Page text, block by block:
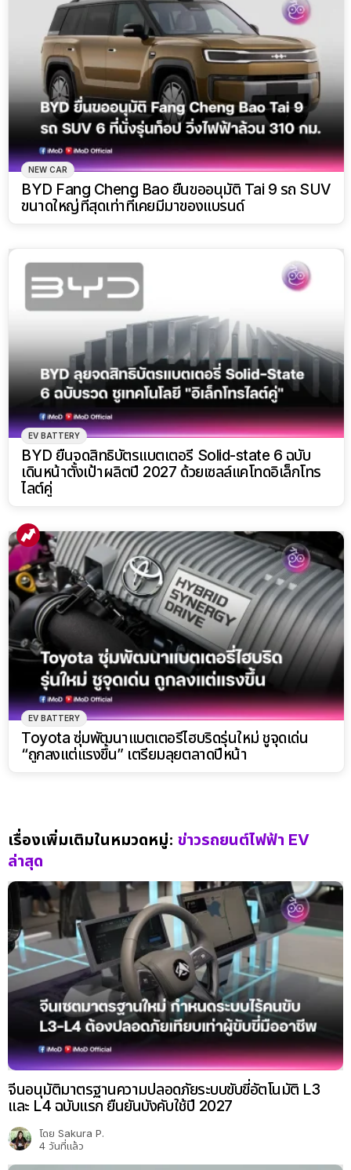
NEW CAR
BYD Fang Cheng Bao ยื่นขออนุมัติ Tai 9 รถ SUV
ขนาดใหญ่ที่สุดเท่าที่เคยมีมาของแบรนด์
EV BATTERY
BYD ยื่นจดสิทธิบัตรแบตเตอรี่ Solid-state 6 ฉบับ
เดินหน้าตั้งเป้าผลิตปี 2027 ด้วยเซลล์แคโทดอิเล็กโทร
ไลต์คู่
EV BATTERY
Toyota ซุ่มพัฒนาแบตเตอรี่ไฮบริดรุ่นใหม่ ชูจุดเด่น
“ถูกลงแต่แรงขึ้น” เตรียมลุยตลาดปีหน้า
เรื่องเพิ่มเติมในหมวดหมู่: ข่าวรถยนต์ไฟฟ้า EV
ล่าสุด
จีนอนุมัติมาตรฐานความปลอดภัยระบบขับขี่อัตโนมัติ L3
และ L4 ฉบับแรก ยืนยันบังคับใช้ปี 2027
โดย Sakura P.
4 วันที่แล้ว